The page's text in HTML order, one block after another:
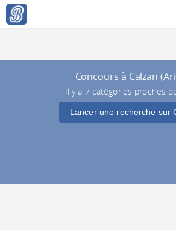
Concours à Calzan
Il y a 7 catégories proches
Lancer une recherche sur